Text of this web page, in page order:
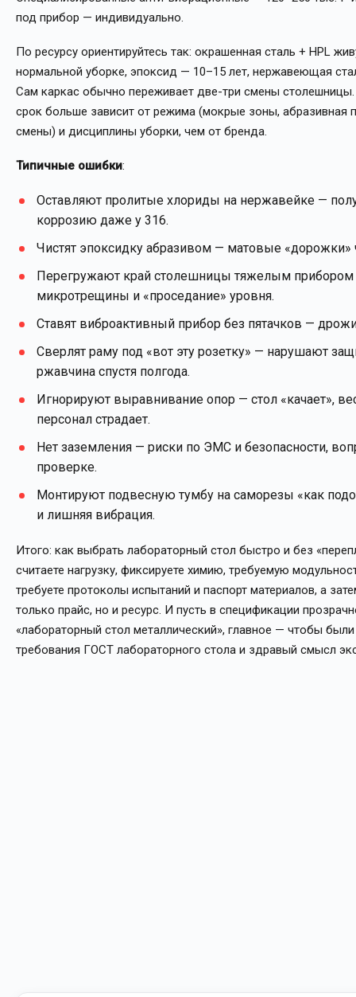
под прибор — индивидуально.
По ресурсу ориентируйтесь так: окрашенная сталь + HPL
нормальной уборке, эпоксид — 10–15 лет, нержавеющая
Сам каркас обычно переживает две-три смены столешницы.
срок больше зависит от режима (мокрые зоны, абразивная
смены) и дисциплины уборки, чем от бренда.
Типичные ошибки:
Оставляют пролитые хлориды на нержавейке —
коррозию даже у 316.
Чистят эпоксидку абразивом — матовые «дорожки»
Перегружают край столешницы тяжелым
микротрещины и «проседание» уровня.
Ставят виброактивный прибор без пятачков —
Сверлят раму под «вот эту розетку» — нарушают
ржавчина спустя полгода.
Игнорируют выравнивание опор — стол «качает»,
персонал страдает.
Нет заземления — риски по ЭМС и безопасности,
проверке.
Монтируют подвесную тумбу на саморезы «как
и лишняя вибрация.
Итого: как выбрать лабораторный стол быстро и без
считаете нагрузку, фиксируете химию, требуемую
требуете протоколы испытаний и паспорт материалов, а
только прайс, но и ресурс. И пусть в спецификации
«лабораторный стол металлический», главное — чтобы
требования ГОСТ лабораторного стола и здравый смысл